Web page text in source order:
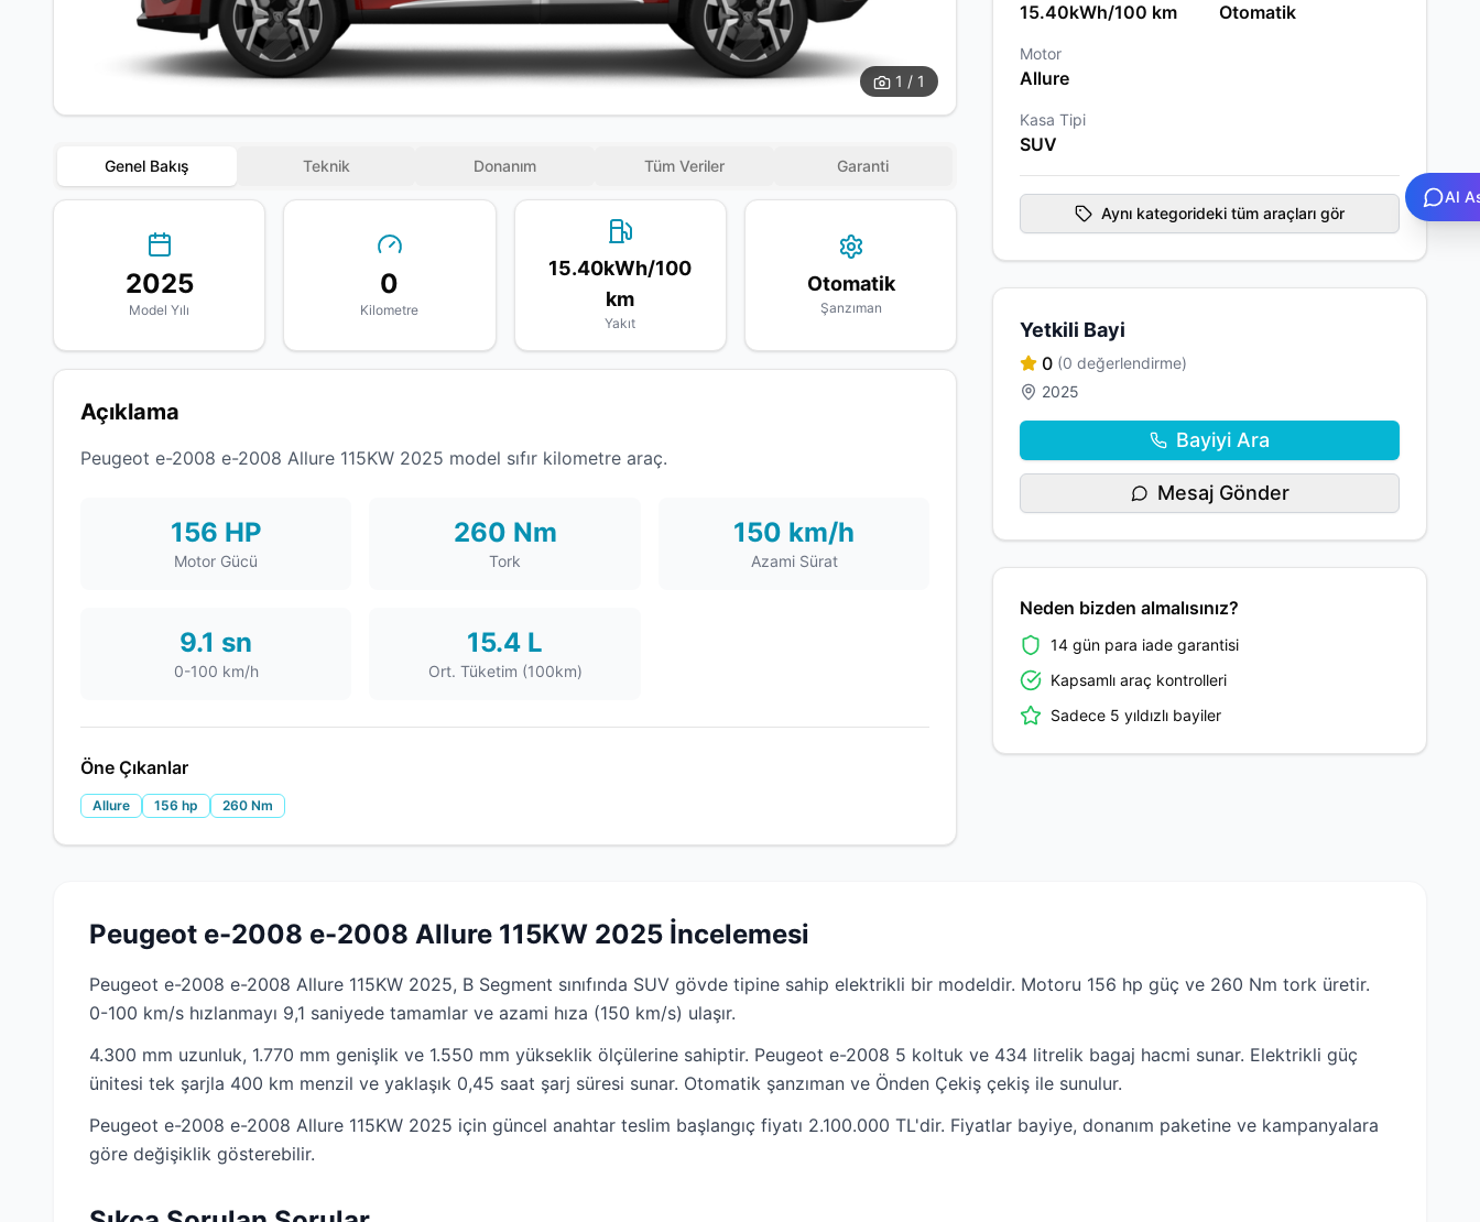
1 / 1
Genel Bakış Teknik Donanım Tüm Veriler Garanti
2025
Model Yılı
0
Kilometre
15.40kWh/100
km
Yakıt
Otomatik
Şanzıman
Açıklama
Peugeot e-2008 e-2008 Allure 115KW 2025 model sıfır kilometre araç.
156 HP
Motor Gücü
260 Nm
Tork
150 km/h
Azami Sürat
9.1 sn
0-100 km/h
15.4 L
Ort. Tüketim (100km)
Öne Çıkanlar
Allure 156 hp 260 Nm
15.40kWh/100 km Otomatik
Motor
Allure
Kasa Tipi
SUV
Aynı kategorideki tüm araçları gör
Yetkili Bayi
0 (0 değerlendirme)
2025
Bayiyi Ara
Mesaj Gönder
Neden bizden almalısınız?
14 gün para iade garantisi
Kapsamlı araç kontrolleri
Sadece 5 yıldızlı bayiler
Peugeot e-2008 e-2008 Allure 115KW 2025 İncelemesi
Peugeot e-2008 e-2008 Allure 115KW 2025, B Segment sınıfında SUV gövde tipine sahip elektrikli bir modeldir. Motoru 156 hp güç ve 260 Nm tork üretir.
0-100 km/s hızlanmayı 9,1 saniyede tamamlar ve azami hıza (150 km/s) ulaşır.
4.300 mm uzunluk, 1.770 mm genişlik ve 1.550 mm yükseklik ölçülerine sahiptir. Peugeot e-2008 5 koltuk ve 434 litrelik bagaj hacmi sunar. Elektrikli güç
ünitesi tek şarjla 400 km menzil ve yaklaşık 0,45 saat şarj süresi sunar. Otomatik şanzıman ve Önden Çekiş çekiş ile sunulur.
Peugeot e-2008 e-2008 Allure 115KW 2025 için güncel anahtar teslim başlangıç fiyatı 2.100.000 TL'dir. Fiyatlar bayiye, donanım paketine ve kampanyalara
göre değişiklik gösterebilir.
AI